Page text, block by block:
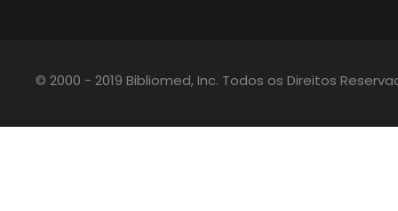
© 2000 - 2019 Bibliomed, Inc. Todos os Direitos